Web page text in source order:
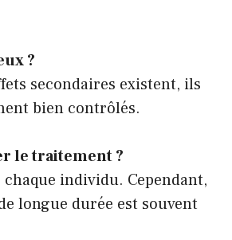
?
secondaires existent, ils
bien contrôlés.
le traitement ?
chaque individu. Cependant,
longue durée est souvent